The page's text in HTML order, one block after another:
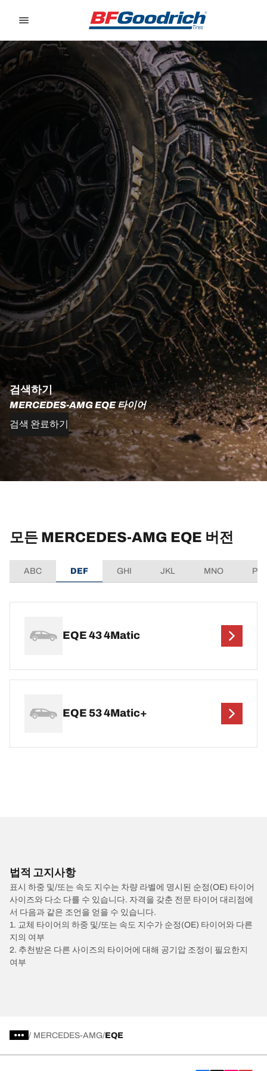
검색하기
MERCEDES-AMG EQE 타이어
검색 완료하기
모든 MERCEDES-AMG EQE 버전
ABC DEF GHI JKL MNO
EQE 43 4Matic
EQE 53 4Matic+
법적 고지사항
표시 하중 및/또는 속도 지수는 차량 라벨에 명시된 순정(OE) 타이어
사이즈와 다소 다를 수 있습니다. 자격을 갖춘 전문 타이어 대리점에
서 다음과 같은 조언을 얻을 수 있습니다.
1. 교체 타이어의 하중 및/또는 속도 지수가 순정(OE) 타이어와 다른
지의 여부
2. 추천받은 다른 사이즈의 타이어에 대해 공기압 조정이 필요한지
여부
/ MERCEDES-AMG EQE